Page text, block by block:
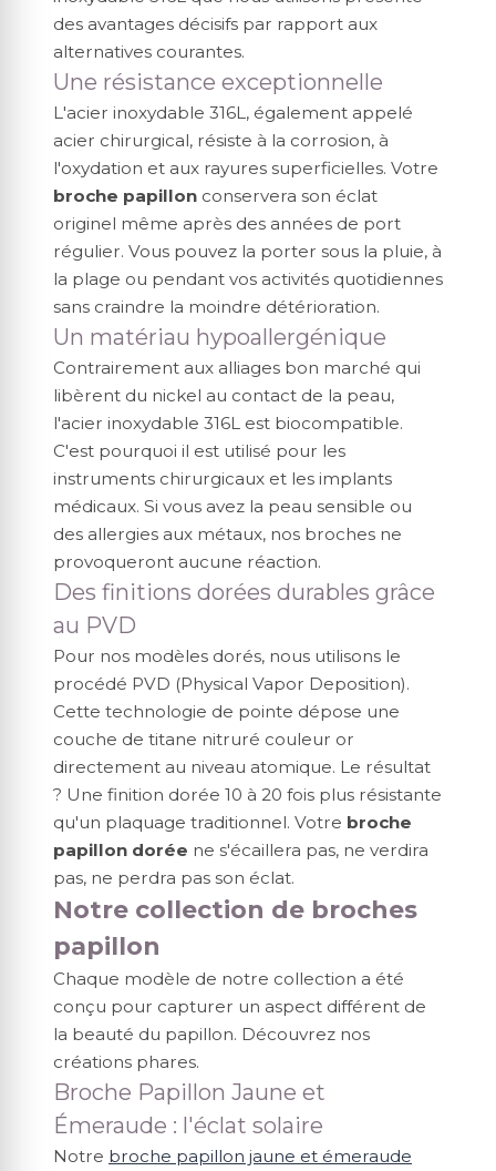
des avantages décisifs par rapport aux
alternatives courantes.
Une résistance exceptionnelle
L'acier inoxydable 316L, également appelé
acier chirurgical, résiste à la corrosion, à
l'oxydation et aux rayures superficielles. Votre
broche papillon conservera son éclat
originel même après des années de port
régulier. Vous pouvez la porter sous la pluie, à
la plage ou pendant vos activités quotidiennes
sans craindre la moindre détérioration.
Un matériau hypoallergénique
Contrairement aux alliages bon marché qui
libèrent du nickel au contact de la peau,
l'acier inoxydable 316L est biocompatible.
C'est pourquoi il est utilisé pour les
instruments chirurgicaux et les implants
médicaux. Si vous avez la peau sensible ou
des allergies aux métaux, nos broches ne
provoqueront aucune réaction.
Des finitions dorées durables grâce
au PVD
Pour nos modèles dorés, nous utilisons le
procédé PVD (Physical Vapor Deposition).
Cette technologie de pointe dépose une
couche de titane nitruré couleur or
directement au niveau atomique. Le résultat
? Une finition dorée 10 à 20 fois plus résistante
qu'un plaquage traditionnel. Votre broche
papillon dorée ne s'écaillera pas, ne verdira
pas, ne perdra pas son éclat.
Notre collection de broches
papillon
Chaque modèle de notre collection a été
conçu pour capturer un aspect différent de
la beauté du papillon. Découvrez nos
créations phares.
Broche Papillon Jaune et
Émeraude : l'éclat solaire
Notre broche papillon jaune et émeraude